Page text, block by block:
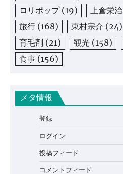
ロリポップ(19) 上倉栄治
旅行 (168) 東村宗介 (24)
育毛剤 (21) 観光 (158)
食事 (156)
メタ情報
登録
ログイン
投稿フィード
コメントフィード